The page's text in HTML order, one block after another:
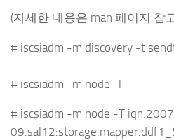
(자세한 내용은 man 페이지 참
# iscsiadm -m discovery -t
# iscsiadm -m node -l
# iscsiadm -m node -T